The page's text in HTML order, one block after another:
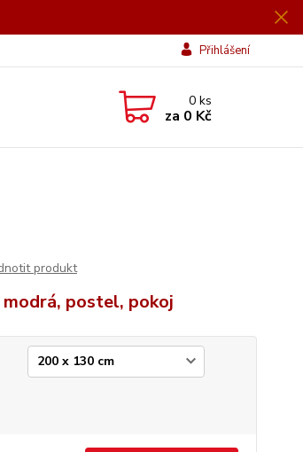
Přihlášení
0ks
za 0 Kč
produkt
postel, pokoj